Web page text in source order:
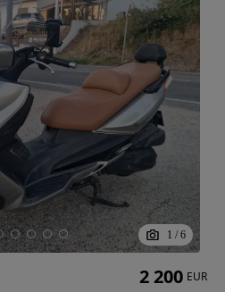
1 / 6
2 200 EUR